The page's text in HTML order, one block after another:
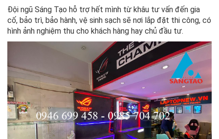
Đội ngũ Sáng Tạo hỗ trợ hết mình từ khâu tư vấn đến gia
cố, bảo trì, bảo hành, vệ sinh sạch sẽ nơi lắp đặt thi công, có
hình ảnh nghiệm thu cho khách hàng hay chủ đầu tư.